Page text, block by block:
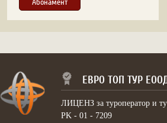
ЕВРО ТОП ТУР
ЛИЦЕНЗ за туроператор и
PK - 01 - 7209